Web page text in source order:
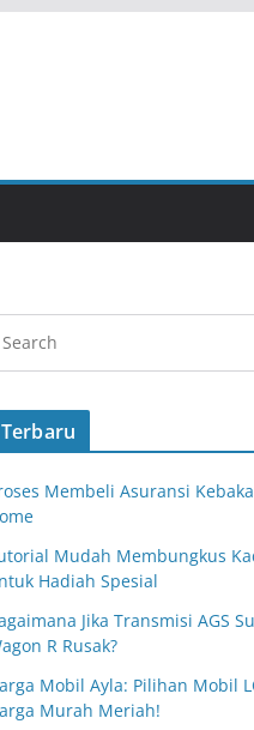
Terbaru
Membeli Asuransi
Mudah Membungkus
Hadiah Spesial
Jika Transmisi AGS
R Rusak?
Mobil Ayla: Pilihan Mobil
Murah Meriah!